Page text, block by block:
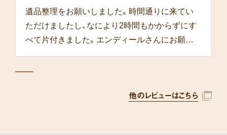
遺品整理をお願いしました。時間通りに来てい
ただけましたし、なにより2時間もかからずにす
べて片付きました。エンディールさんにお願い
他のレビューはこちら